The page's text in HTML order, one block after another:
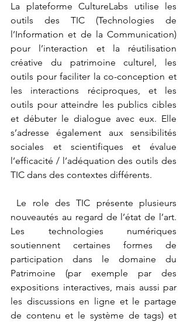
La plateforme CultureLabs utilise les
outils des TIC (Technologies de
l’Information et de la Communication)
pour l’interaction et la réutilisation
créative du patrimoine culturel, les
outils pour faciliter la co-conception et
les interactions réciproques, et les
outils pour atteindre les publics cibles
et débuter le dialogue avec eux. Elle
s’adresse également aux sensibilités
sociales et scientifiques et évalue
l’efficacité / l’adéquation des outils des
TIC dans des contextes différents.
nouveautés au regard de l’état de l’art.
Les technologies numériques
soutiennent certaines formes de
participation dans le domaine du
Patrimoine (par exemple par des
expositions interactives, mais aussi par
les discussions en ligne et le partage
de contenu et le système de tags) et